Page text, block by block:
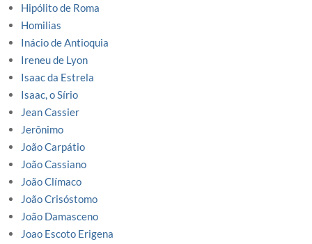
Hipólito de Roma
Homilias
Inácio de Antioquia
Ireneu de Lyon
Isaac da Estrela
Isaac, o Sírio
Jean Cassier
Jerônimo
João Carpátio
João Cassiano
João Clímaco
João Crisóstomo
João Damasceno
Joao Escoto Erigena